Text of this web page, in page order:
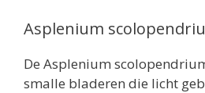
Asplenium
De Asplenium
smalle bladeren die licht